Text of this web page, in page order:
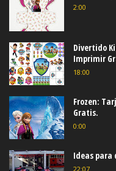
2:00
Divertido
Imprimir
18:00
Frozen:
Gratis.
0:00
Ideas para
22:07